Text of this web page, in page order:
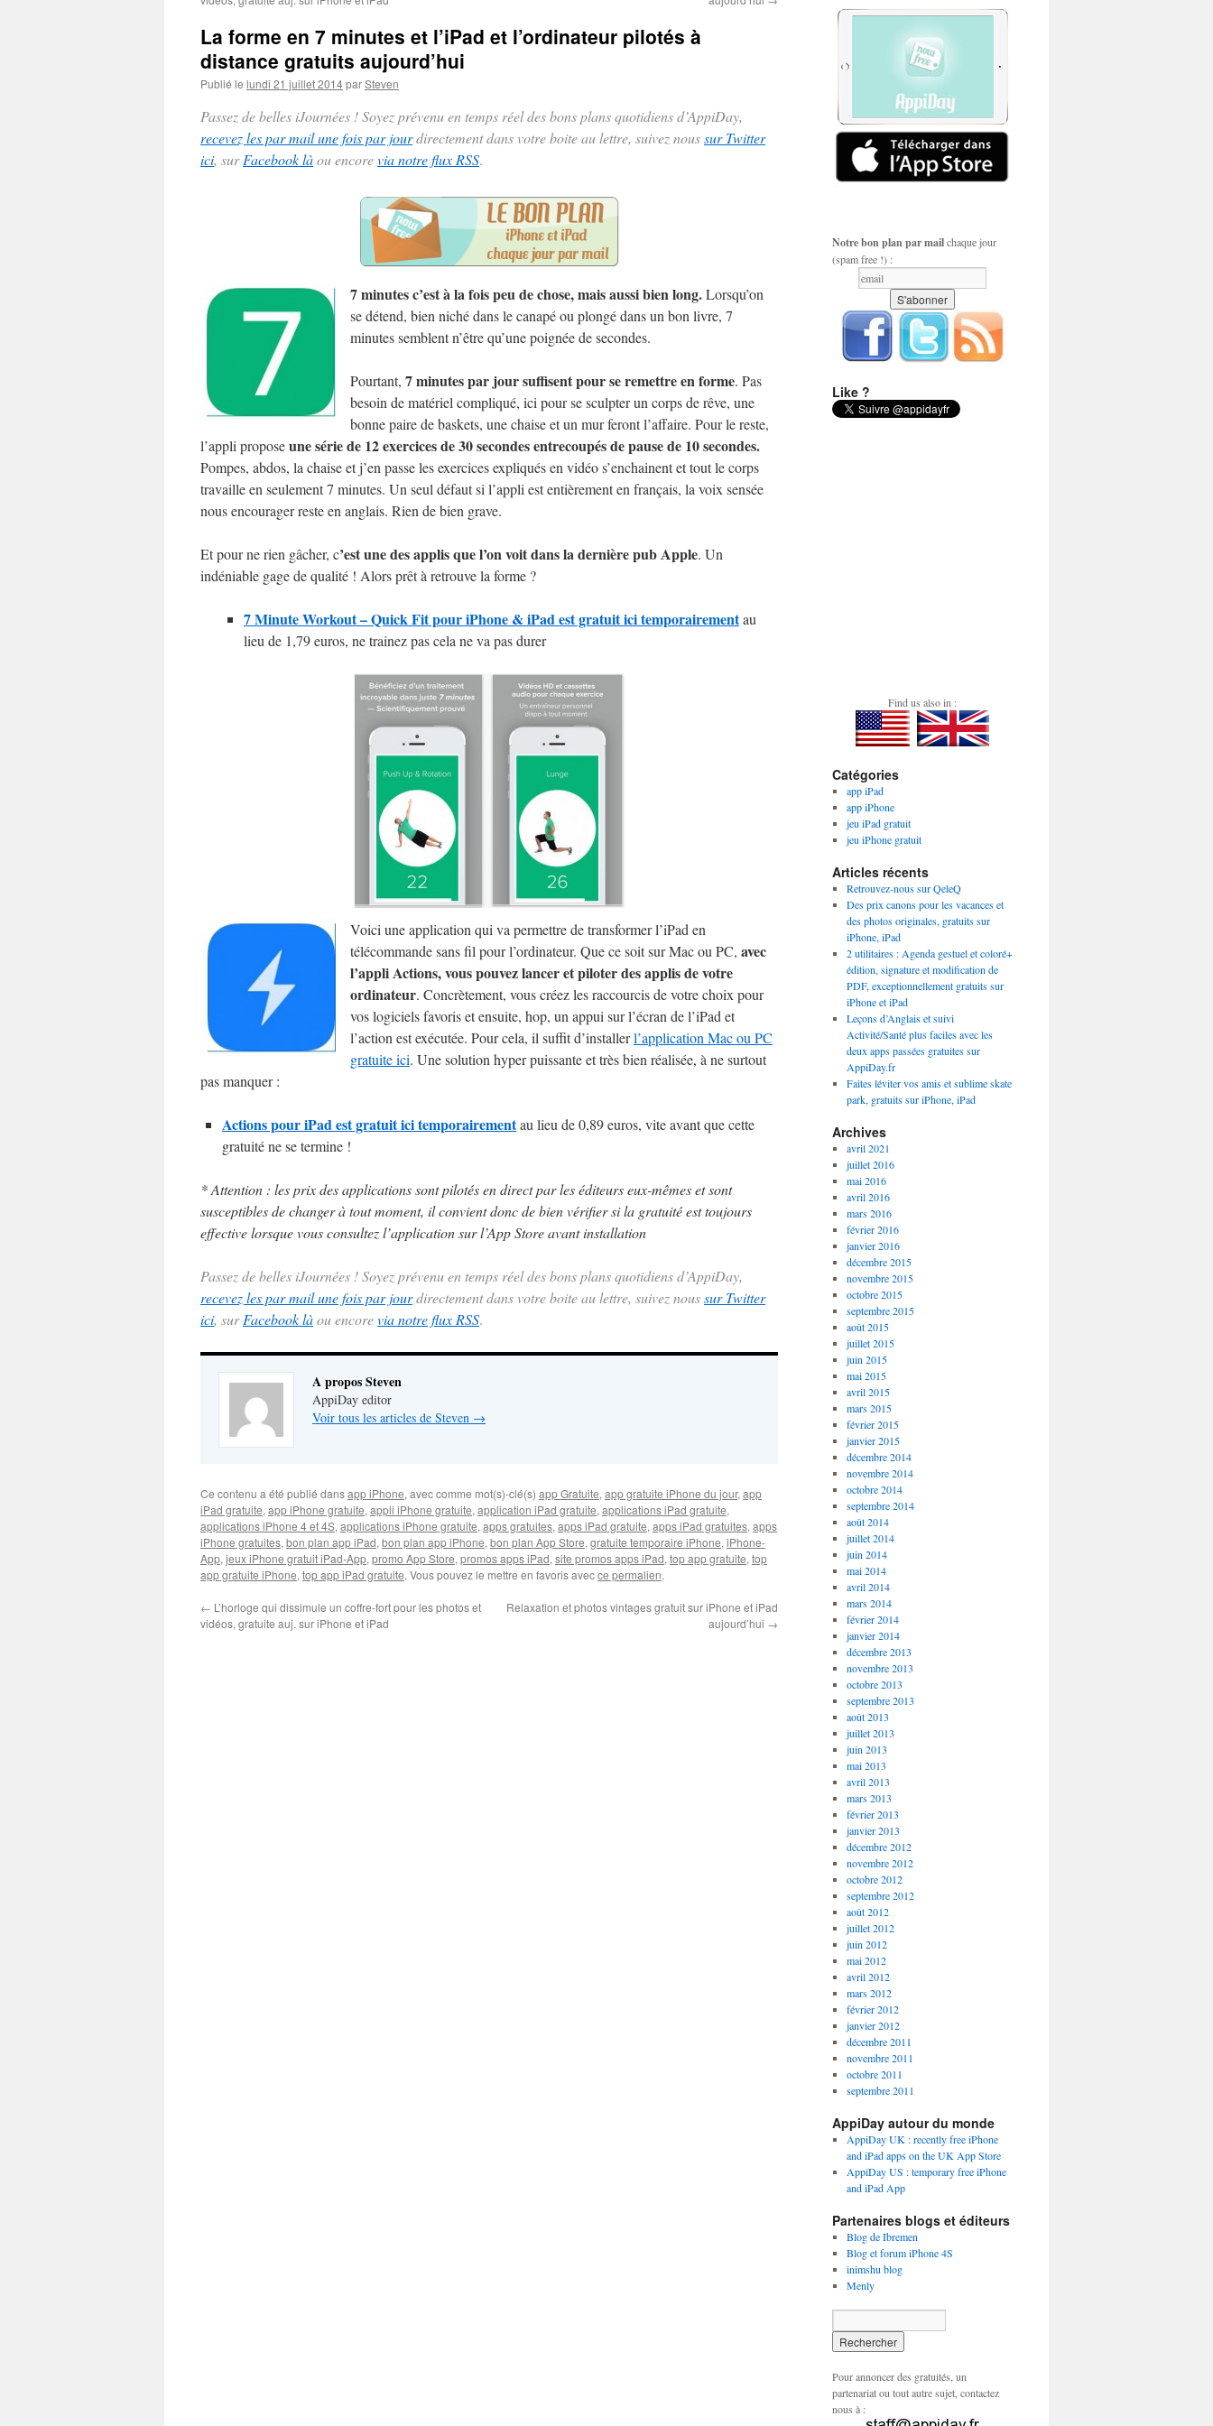
La forme en 7 minutes et l’iPad et l’ordinateur pilotés à
distance gratuits aujourd’hui
Publié le lundi 21 juillet 2014parSteven
Passez de belles iJournées ! Soyez prévenu en temps réel des bons plans quotidiens d’AppiDay,
recevez les par mail une fois par jourdirectement dans votre boite au lettre, suivez noussur Twitter
ici, surFacebook làou encorevia notre flux RSS.
7 minutes c’est à la fois peu de chose, mais aussi bien long.Lorsqu’on
se détend, bien niché dans le canapé ou plongé dans un bon livre, 7
minutes semblent n’être qu’une poignée de secondes.
Pourtant, 7 minutes par jour suffisent pour se remettre en forme. Pas
besoin de matériel compliqué, ici pour se sculpter un corps de rêve, une
bonne paire de baskets, une chaise et un mur feront l’affaire. Pour le reste,
l’appli proposeune série de 12 exercices de 30 secondes entrecoupés de pause de 10 secondes.
Pompes, abdos, la chaise et j’en passe les exercices expliqués en vidéo s’enchainent et tout le corps
travaille en seulement 7 minutes. Un seul défaut si l’appli est entièrement en français, la voix sensée
nous encourager reste en anglais. Rien de bien grave.
Et pour ne rien gâcher, c’est une des applis que l’on voit dans la dernière pub Apple. Un
indéniable gage de qualité ! Alors prêt à retrouve la forme ?
7 Minute Workout – Quick Fit pour iPhone & iPad est gratuit ici temporairementau
lieu de 1,79 euros, ne trainez pas cela ne va pas durer
Voici une application qui va permettre de transformer l’iPad en
télécommande sans fil pour l’ordinateur. Que ce soit sur Mac ou PC, avec
l’appli Actions, vous pouvez lancer et piloter des applis de votre
ordinateur. Concrètement, vous créez les raccourcis de votre choix pour
vos logiciels favoris et ensuite, hop, un appui sur l’écran de l’iPad et
l’action est exécutée. Pour cela, il suffit d’installerl’application Mac ou PC
gratuite ici. Une solution hyper puissante et très bien réalisée, à ne surtout
pas manquer :
Actions pour iPad est gratuit ici temporairementau lieu de 0,89 euros, vite avant que cette
gratuité ne se termine !
* Attention : les prix des applications sont pilotés en direct par les éditeurs eux-mêmes et sont
susceptibles de changer à tout moment, il convient donc de bien vérifier si la gratuité est toujours
effective lorsque vous consultez l’application sur l’App Store avant installation
Passez de belles iJournées ! Soyez prévenu en temps réel des bons plans quotidiens d’AppiDay,
recevez les par mail une fois par jourdirectement dans votre boite au lettre, suivez noussur Twitter
ici, surFacebook làou encorevia notre flux RSS.
A propos Steven
AppiDay editor
Voir tous les articles de Steven →
Ce contenu a été publié dansapp iPhone, avec comme mot(s)-clé(s) app Gratuite, app gratuite iPhone du jour, app
iPad gratuite, app iPhone gratuite, appli iPhone gratuite, application iPad gratuite, applications iPad gratuite,
applications iPhone 4 et 4S, applications iPhone gratuite, apps gratuites, apps iPad gratuite, apps iPad gratuites, apps
iPhone gratuites, bon plan app iPad, bon plan app iPhone, bon plan App Store, gratuite temporaire iPhone, iPhone-
App, jeux iPhone gratuit iPad-App, promo App Store, promos apps iPad, site promos apps iPad, top app gratuite, top
app gratuite iPhone, top app iPad gratuite. Vous pouvez le mettre en favoris avecce permalien.
← L’horloge qui dissimule un coffre-fort pour les photos et
vidéos, gratuite auj. sur iPhone et iPad
Relaxation et photos vintages gratuit sur iPhone et iPad
aujourd’hui →
Notre bon plan par mailchaque jour
(spam free !) :
Like ?
Find us also in :
Catégories
app iPad
app iPhone
jeu iPad gratuit
jeu iPhone gratuit
Articles récents
Retrouvez-nous sur QeleQ
Des prix canons pour les vacances et
des photos originales, gratuits sur
iPhone, iPad
2 utilitaires : Agenda gestuel et coloré+
édition, signature et modification de
PDF, exceptionnellement gratuits sur
iPhone et iPad
Leçons d’Anglais et suivi
Activité/Santé plus faciles avec les
deux apps passées gratuites sur
AppiDay.fr
Faites léviter vos amis et sublime skate
park, gratuits sur iPhone, iPad
Archives
avril 2021
juillet 2016
mai 2016
avril 2016
mars 2016
février 2016
janvier 2016
décembre 2015
novembre 2015
octobre 2015
septembre 2015
août 2015
juillet 2015
juin 2015
mai 2015
avril 2015
mars 2015
février 2015
janvier 2015
décembre 2014
novembre 2014
octobre 2014
septembre 2014
août 2014
juillet 2014
juin 2014
mai 2014
avril 2014
mars 2014
février 2014
janvier 2014
décembre 2013
novembre 2013
octobre 2013
septembre 2013
août 2013
juillet 2013
juin 2013
mai 2013
avril 2013
mars 2013
février 2013
janvier 2013
décembre 2012
novembre 2012
octobre 2012
septembre 2012
août 2012
juillet 2012
juin 2012
mai 2012
avril 2012
mars 2012
février 2012
janvier 2012
décembre 2011
novembre 2011
octobre 2011
septembre 2011
AppiDay autour du monde
AppiDay UK : recently free iPhone
and iPad apps on the UK App Store
AppiDay US : temporary free iPhone
and iPad App
Partenaires blogs et éditeurs
Blog de Ibremen
Blog et forum iPhone 4S
inimshu blog
Menly
Pour annoncer des gratuités, un
partenariat ou tout autre sujet, contactez
nous à :